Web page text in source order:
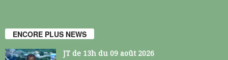
ENCORE PLUS NEWS
JT de 13h du 09 août 2026